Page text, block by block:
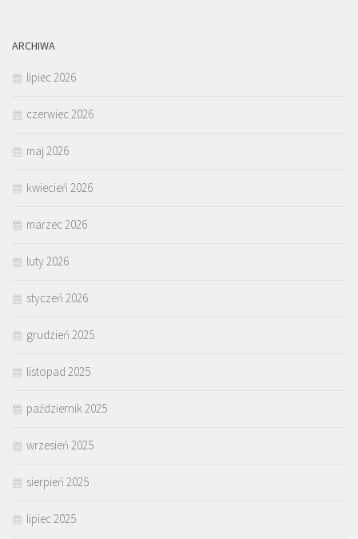
ARCHIWA
lipiec 2026
czerwiec 2026
maj 2026
kwiecień 2026
marzec 2026
luty 2026
styczeń 2026
grudzień 2025
listopad 2025
październik 2025
wrzesień 2025
sierpień 2025
lipiec 2025